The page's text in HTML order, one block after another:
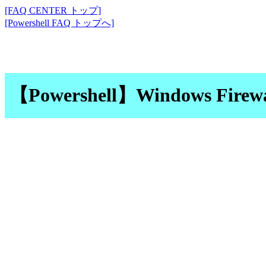
[FAQ CENTER トップ]
[Powershell FAQ トップへ]
【Powershell】Windows